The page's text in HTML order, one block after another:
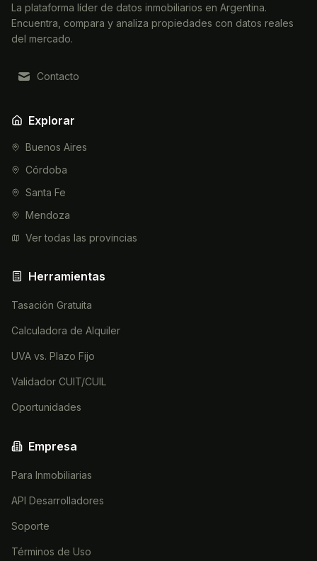
La plataforma líder de datos inmobiliarios en Argentina.
Encuentra, compara y analiza propiedades con datos reales
del mercado.
Contacto
Explorar
Buenos Aires
Córdoba
Santa Fe
Mendoza
Ver todas las provincias
Herramientas
Tasación Gratuita
Calculadora de Alquiler
UVA vs. Plazo Fijo
Validador CUIT/CUIL
Oportunidades
Empresa
Para Inmobiliarias
API Desarrolladores
Soporte
Términos de Uso